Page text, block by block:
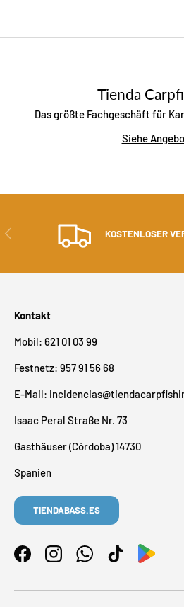
Tienda
Das größte Fachgeschäft für
Siehe
ZURÜCK KOSTENLOSER
Kontakt
Mobil: 621 01 03 99
Festnetz: 957 91 56 68
E-Mail:
Isaac Peral Straße Nr. 73
Gasthäuser (Córdoba) 14730
Spanien
TIENDABASS.ES
FacebookInstagramWhatsAppTikTok